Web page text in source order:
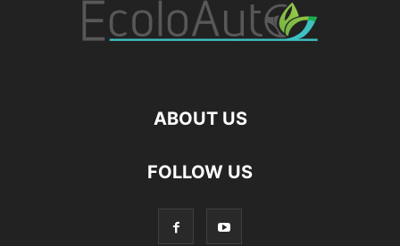
ABOUT US
FOLLOW US